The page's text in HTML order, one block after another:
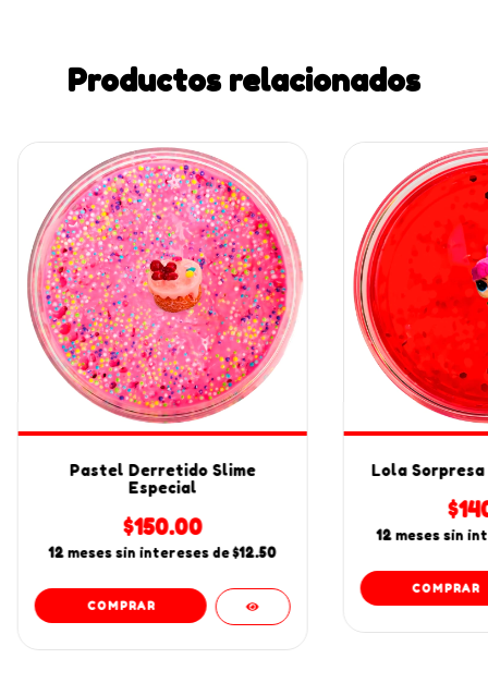
Productos relacionados
Pastel Derretido Slime
Especial
$150.00
12 meses sin intereses de$12.50
Lola
12 meses sin